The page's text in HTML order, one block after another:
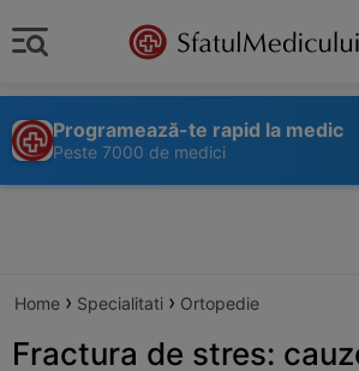
Programează-te rapid la medic
Peste 7000 de medici
Home › Specialitati › Ortopedie
Fractura de stres: